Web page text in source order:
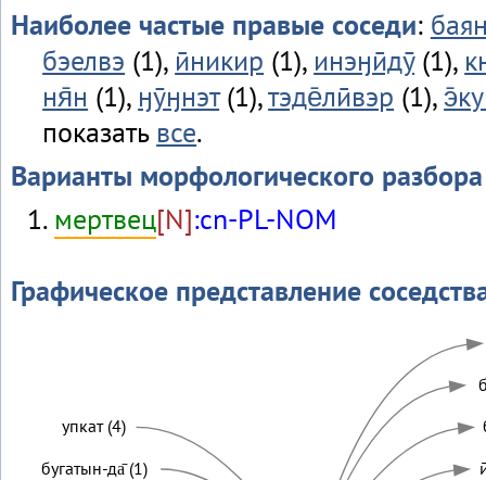
Наиболее частые правые соседи:
бэелвэ (1), ӣникир (1), инэӈӣдӯ(1),
ня̄н (1), ӈӯӈнэт(1),тэде̄лӣвэр (1),
показать все.
Варианты морфологического разбора
мертвец[N]:cn-PL-NOM
Графическое представление
упкат (4)
бугатын-да̄ (1)